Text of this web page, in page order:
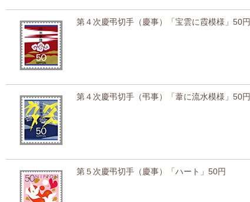
第４次慶弔切手（慶事）「宝雲に霞模様」50円
第４次慶弔切手（弔事）「葦に流水模様」50円
第５次慶弔切手（慶事）「ハート」50円